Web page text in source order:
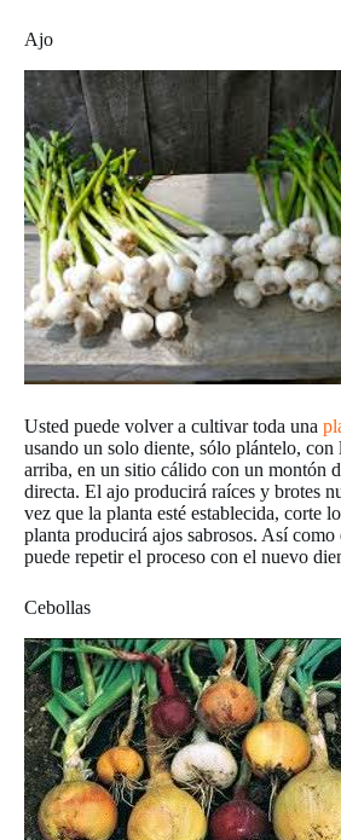
Ajo
Usted puede volver a cultivar toda una
usando un solo diente, sólo plántelo, con
arriba, en un sitio cálido con un montón
directa. El ajo producirá raíces y brotes
vez que la planta esté establecida, corte
planta producirá ajos sabrosos. Así como
puede repetir el proceso con el nuevo
Cebollas